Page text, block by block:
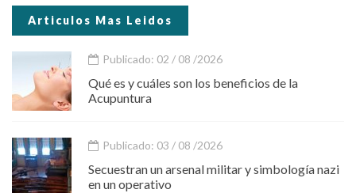
Articulos Mas Leidos
Publicado: 02 / 08 /2026
Qué es y cuáles son los beneficios de la
Acupuntura
Publicado: 03 / 08 /2026
Secuestran un arsenal militar y simbología nazi
en un operativo